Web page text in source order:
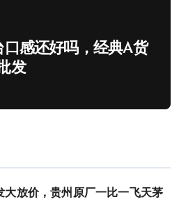
感还好吗，经典A货
发
大放价，贵州原厂一比一飞天茅